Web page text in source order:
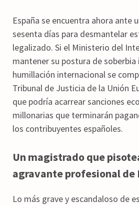
España se encuentra ahora ante
sesenta días para desmantelar
legalizado. Si el Ministerio del
mantener su postura de
humillación internacional se
Tribunal de Justicia de la Unión
que podría acarrear sanciones
millonarias que terminarán
los contribuyentes españoles.
Un magistrado que
agravante profesional de
Lo más grave y escandaloso de